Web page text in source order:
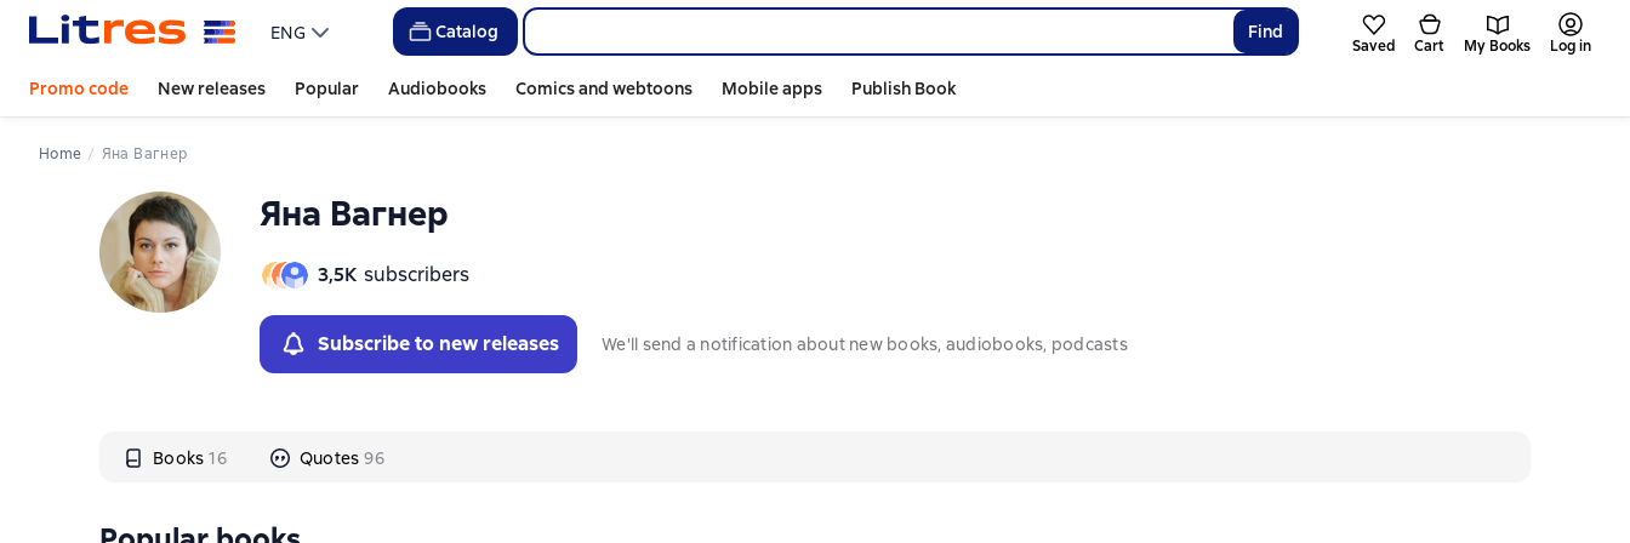
ENG Catalog Find
Saved Cart My Books Log in
Promo code New releases Popular Audiobooks Comics and webtoons Mobile apps Publish Book
Home Яна Вагнер
Яна Вагнер
3,5К subscribers
Subscribe to new releases We'll send a notification about new books, audiobooks, podcasts
Books 16 Quotes 96
Слайдер с книгами
Слайдер с книгами